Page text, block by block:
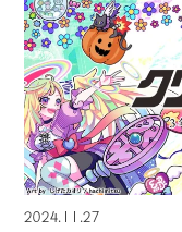
2024.11.27